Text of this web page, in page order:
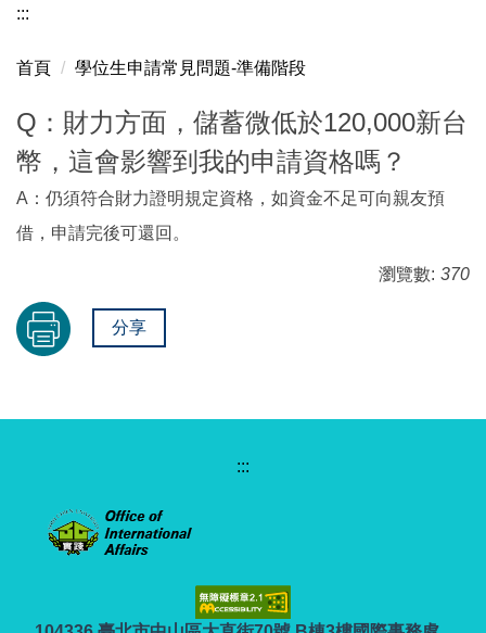
:::
首頁 學位生申請常見問題-準備階段
Q：財力方面，儲蓄微低於120,000新台
幣，這會影響到我的申請資格嗎？
A：仍須符合財力證明規定資格，如資金不足可向親友預
借，申請完後可還回。
瀏覽數: 370
分享
:::